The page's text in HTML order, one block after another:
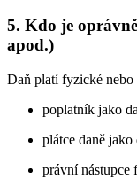
5. Kdo je
apod.)
Daň platí fyzické
poplatník jako
plátce daně
právní nástupce